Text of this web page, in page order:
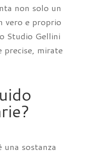
non solo un
vero e proprio
Studio Gellini
precise, mirate
sostanza